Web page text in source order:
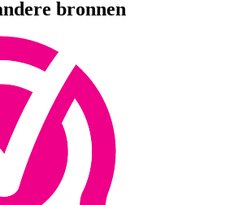
bronnen